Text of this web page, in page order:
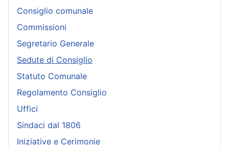
Consiglio comunale
Commissioni
Segretario Generale
Sedute di Consiglio
Statuto Comunale
Regolamento Consiglio
Uffici
Sindaci dal 1806
Iniziative e Cerimonie